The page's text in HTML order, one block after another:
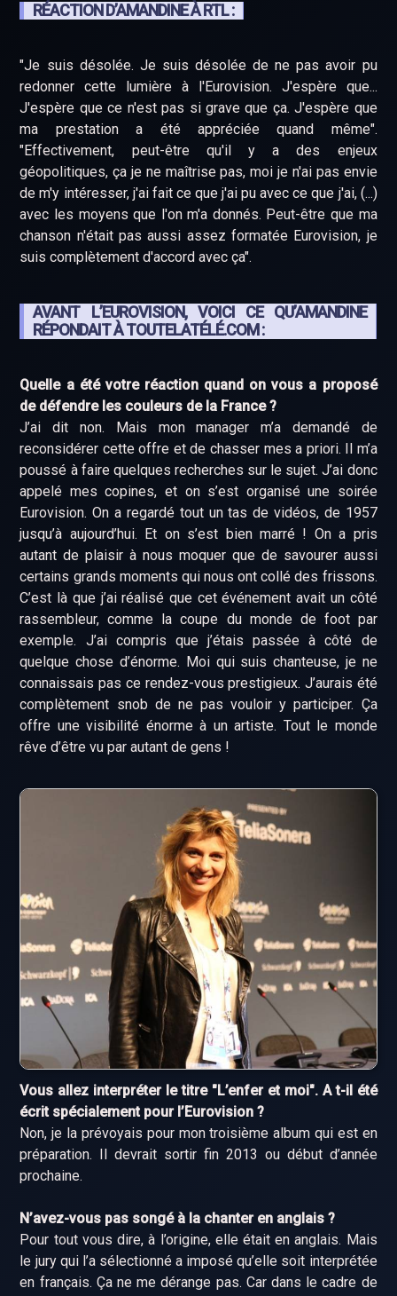
RÉACTION D’AMANDINE À RTL :
"Je suis désolée. Je suis désolée de ne pas avoir pu
redonner cette lumière à l'Eurovision. J'espère que...
J'espère que ce n'est pas si grave que ça. J'espère que
ma prestation a été appréciée quand même".
"Effectivement, peut-être qu'il y a des enjeux
géopolitiques, ça je ne maîtrise pas, moi je n'ai pas envie
de m'y intéresser, j'ai fait ce que j'ai pu avec ce que j'ai, (...)
avec les moyens que l'on m'a donnés. Peut-être que ma
chanson n'était pas aussi assez formatée Eurovision, je
suis complètement d'accord avec ça".
AVANT L’EUROVISION, VOICI CE QU’AMANDINE
RÉPONDAIT À TOUTELATÉLÉ.COM :
Quelle a été votre réaction quand on vous a proposé
de défendre les couleurs de la France ?
J’ai dit non. Mais mon manager m’a demandé de
reconsidérer cette offre et de chasser mes a priori. Il m’a
poussé à faire quelques recherches sur le sujet. J’ai donc
appelé mes copines, et on s’est organisé une soirée
Eurovision. On a regardé tout un tas de vidéos, de 1957
jusqu’à aujourd’hui. Et on s’est bien marré ! On a pris
autant de plaisir à nous moquer que de savourer aussi
certains grands moments qui nous ont collé des frissons.
C’est là que j’ai réalisé que cet événement avait un côté
rassembleur, comme la coupe du monde de foot par
exemple. J’ai compris que j’étais passée à côté de
quelque chose d’énorme. Moi qui suis chanteuse, je ne
connaissais pas ce rendez-vous prestigieux. J’aurais été
complètement snob de ne pas vouloir y participer. Ça
offre une visibilité énorme à un artiste. Tout le monde
rêve d’être vu par autant de gens !
Vous allez interpréter le titre "L’enfer et moi". A t-il été
écrit spécialement pour l’Eurovision ?
Non, je la prévoyais pour mon troisième album qui est en
préparation. Il devrait sortir fin 2013 ou début d’année
prochaine.
N’avez-vous pas songé à la chanter en anglais ?
Pour tout vous dire, à l’origine, elle était en anglais. Mais
le jury qui l’a sélectionné a imposé qu’elle soit interprétée
en français. Ça ne me dérange pas. Car dans le cadre de